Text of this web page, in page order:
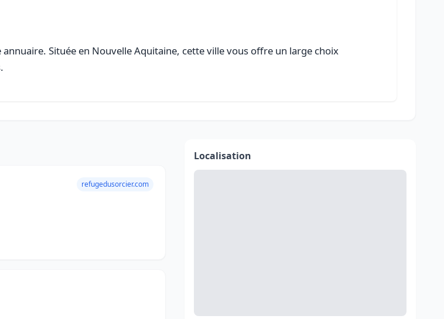
Située en Nouvelle Aquitaine, cette ville vous offre un large choix
refugedusorcier.com
Localisation